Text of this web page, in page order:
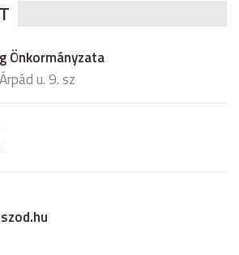
Önkormányzata
u. 9. sz